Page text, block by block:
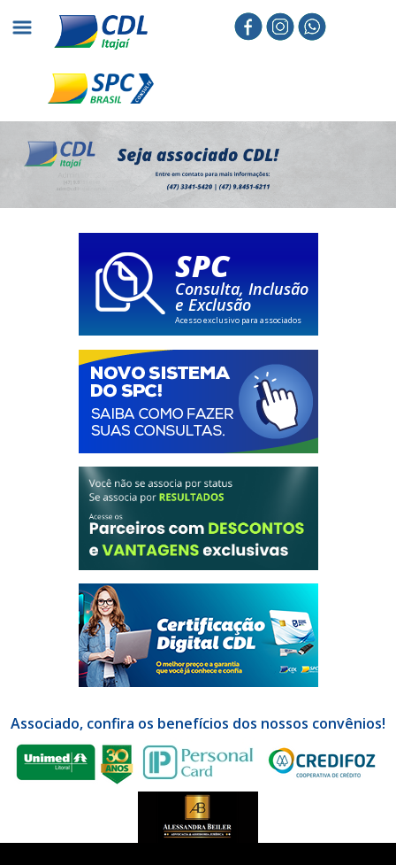
SPC
Consulta, Inclusão
e Exclusão
Acesso exclusivo para associados
Associado, confira os benefícios dos nossos convênios!